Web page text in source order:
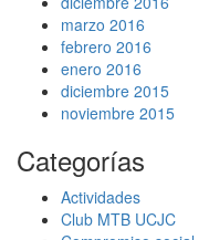
marzo 2016
febrero 2016
enero 2016
diciembre 2015
noviembre 2015
Categorías
Actividades
Club MTB UCJC